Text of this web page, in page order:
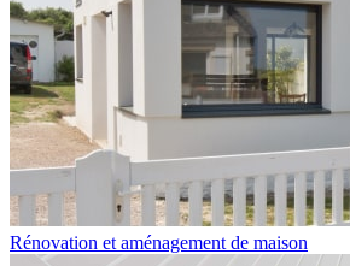
Rénovation et aménagement de maison